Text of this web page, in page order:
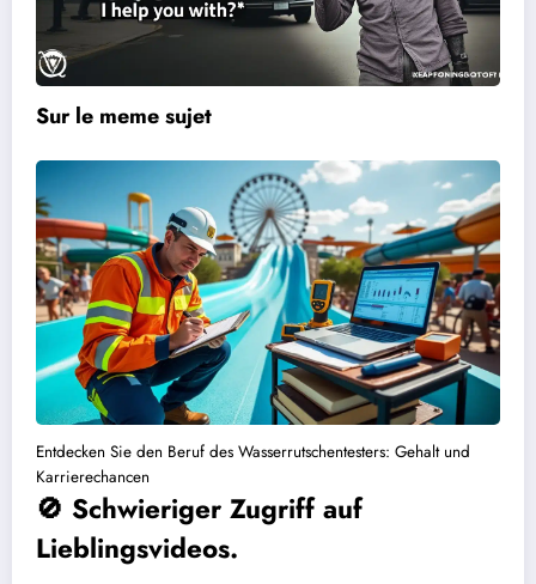
Sur le meme sujet
Entdecken Sie den Beruf des Wasserrutschentesters: Gehalt und
Karrierechancen
🚫 Schwieriger Zugriff auf
Lieblingsvideos.